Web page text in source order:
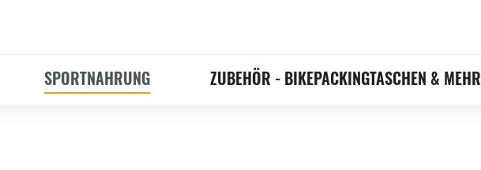
SPORTNAHRUNG ZUBEHÖR - BIKEPACKINGTASCHEN & MEHR